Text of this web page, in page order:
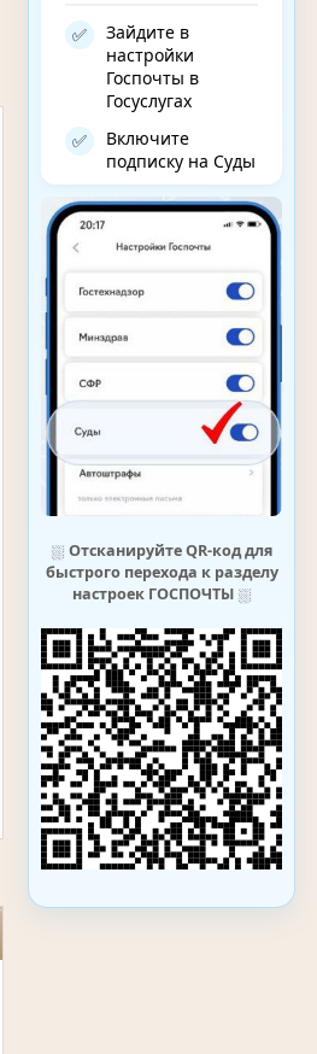
✅
Зайдите в
настройки
Госпочты в
Госуслугах
✅
Включите
подписку на Суды
⛆ Отсканируйте QR-код для
быстрого перехода к разделу
настроек ГОСПОЧТЫ⛆